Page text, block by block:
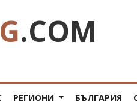
.COM
РЕГИОНИ БЪЛГАРИЯ